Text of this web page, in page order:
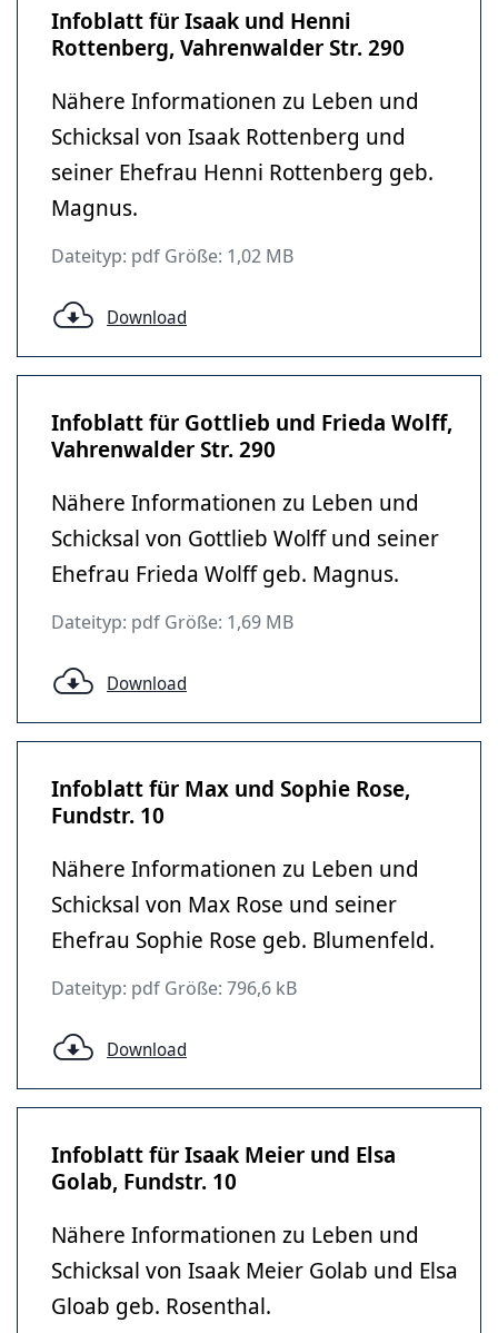
Infoblatt für Isaak und Henni
Rottenberg, Vahrenwalder Str. 290
Nähere Informationen zu Leben und
Schicksal von Isaak Rottenberg und
seiner Ehefrau Henni Rottenberg geb.
Magnus.
Dateityp: pdf Größe: 1,02 MB
Download
Infoblatt für Gottlieb und Frieda Wolff,
Vahrenwalder Str. 290
Nähere Informationen zu Leben und
Schicksal von Gottlieb Wolff und seiner
Ehefrau Frieda Wolff geb. Magnus.
Dateityp: pdf Größe: 1,69 MB
Download
Infoblatt für Max und Sophie Rose,
Fundstr. 10
Nähere Informationen zu Leben und
Schicksal von Max Rose und seiner
Ehefrau Sophie Rose geb. Blumenfeld.
Dateityp: pdf Größe: 796,6 kB
Download
Infoblatt für Isaak Meier und Elsa
Golab, Fundstr. 10
Nähere Informationen zu Leben und
Schicksal von Isaak Meier Golab und Elsa
Gloab geb. Rosenthal.